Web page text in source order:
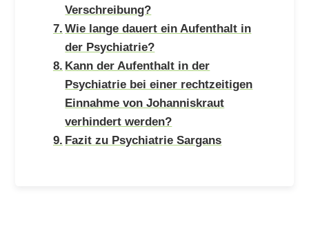
Verschreibung?
Wie lange dauert ein Aufenthalt in
der Psychiatrie?
Kann der Aufenthalt in der
Psychiatrie bei einer rechtzeitigen
Einnahme von Johanniskraut
verhindert werden?
Fazit zu Psychiatrie Sargans